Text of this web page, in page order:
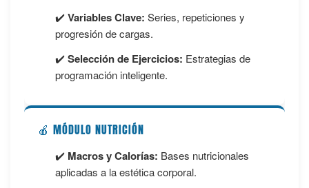
✔️Variables Clave: Series, repeticiones y
progresión de cargas.
✔️Selección de Ejercicios: Estrategias de
programación inteligente.
🍎 MÓDULO NUTRICIÓN
✔️ Macros y Calorías: Bases nutricionales
aplicadas a la estética corporal.